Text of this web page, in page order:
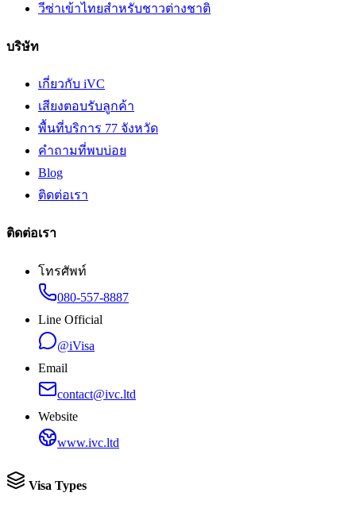
วีซ่าเข้าไทยสำหรับชาวต่างชาติ
บริษัท
เกี่ยวกับ iVC
เสียงตอบรับลูกค้า
พื้นที่บริการ 77 จังหวัด
คำถามที่พบบ่อย
Blog
ติดต่อเรา
ติดต่อเรา
โทรศัพท์
080-557-8887
Line Official
@iVisa
Email
contact@ivc.ltd
Website
www.ivc.ltd
Visa Types